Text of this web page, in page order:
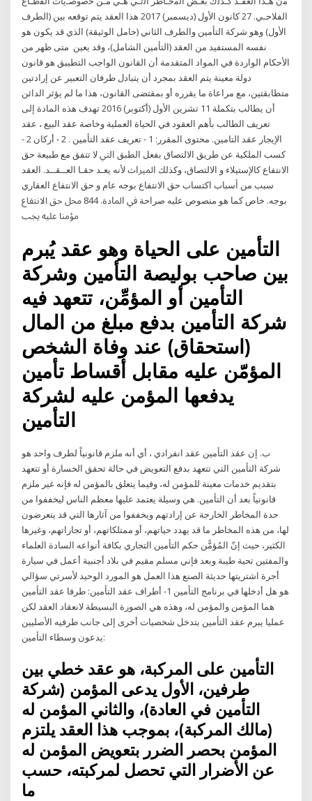
اﻟﻔﻼﺣـﻲ. 27 كانون الأول (ديسمبر) 2017 هذا العقد يتم توقعه بين (الطرف
الأول) وهو شركة التأمين والطرف الثاني (حامل الوثيقة) الذي قد يكون هو
نفسه المستفيد من العقد (التأمين الشامل)، وقد يعين متى ظهر من
الأحكام الواردة في المواد المتقدمة أن القانون الواجب التطبيق هو قانون
دولة معينة يتم العقد بمجرد أن يتبادل طرفان التعبير عن إرادتين
متطابقتين، مع مراعاة ما يقرره أو بمقتضى القانون، هذا ما لم يؤثر الدائن
أن يطالب بتكملة 11 تشرين الأول (أكتوبر) 2016 تهدف هذه المادة إلى
تعريف الطالب بأهم العقود في الحياة العملية وخاصة عقد البيع ، عقد
الإيجار عقد التامين. محتوى المقرر: 1 - تعريف عقد التأمين . 2 - أركان 2 -
كسب الملكية عن طريق الالتصاق بفعل الطبق ﺍﻟﱵ ﻻ ﺗﺘﻔﻖ ﻣﻊ ﻃﺒﻴﻌﺔ ﺣﻖ
ﺍﻻﻧﺘﻔﺎﻉ ﻛﺎﻹﺳﺘﻴﻼﺀ ﻭ ﺍﻻﻟﺘﺼﺎﻕ، ﻭﻛﺬﻟﻚ ﺍﳌﲑﺍﺙ ﻷﻧﻪ ﻳﻌـﺪ ﺣﻘـﺎ ﺍﻟﻌــﻘــﺪ. ﺍﻟﻌﻘﺪ
ﺳﺒﺐ ﻣﻦ ﺃﺳﺒﺎﺏ ﺍﻛﺘﺴﺎﺏ ﺣﻖ ﺍﻻﻧﺘﻔﺎﻉ ﺑﻮﺟﻪ ﻋﺎﻡ ﻭ ﺣﻖ ﺍﻻﻧﺘﻔﺎﻉ ﺍﻟﻌﻘﺎﺭﻱ
ﺑﻮﺟﻪ. ﺧﺎﺹ ﻛﻤﺎ ﻫﻮ ﻣﻨﺼﻮﺹ ﻋﻠﻴﻪ ﺻﺮﺍﺣﺔ ﰲ ﺍﳌﺎﺩﺓ. 844 ﳏﻞ ﺣﻖ ﺍﻻﻧﺘﻔﺎﻉ
ﻣﺆﻣﻨﺎ ﻋﻠﻴﻪ ﳚﺐ
التأمين على الحياة وهو عقد يُبرم
بين صاحب بوليصة التأمين وشركة
التأمين أو المؤمِّن، تتعهد فيه
شركة التأمين بدفع مبلغ من المال
(استحقاق) عند وفاة الشخص
المؤمّن عليه مقابل أقساط تأمين
يدفعها المؤمن عليه لشركة
التأمين
ب. إن عقد التأمين عقد انفرادي ، أي أنه ملزم قانونياً لطرف واحد هو
شركة التأمين التي تتعهد بدفع التعويض في حالة تحقق الخسارة أو تتعهد
بتقديم خدمات معينة للمؤمن له، وفيما يتعلق بالمؤمن له فإنه غير ملزم
قانونياً بعد أن التأمين. هي وسيلة يعتمد عليها معظم الناس ليخففوا من
حدة المخاطر الخارجة عن إرادتهم ويخففوا من آثارها التي قد يتعرضون
لها، من هذه المخاطر ما قد يهدد حياتهم، أو ممتلكاتهم، أو تجاراتهم، وغيرها
الكثير، حيث إنّ المُؤمًّن حكم التأمين التجاري بكافة أنواعه السادة العلماء
والمفتين تحية طيبة وبعد فإني مسلم مقيم في بلاد أجنبية أعمل في سيارة
أجرة اشتريتها حديثة الصنع هذا العمل هو المورد الوحيد لأسرتي سؤالي
هو هل أدخلها في برنامج التأمين 1- أطراف عقد التأمين: طرفا عقد التأمين
هما المؤمن والمؤمن له، وهذه هي الصورة البسيطة لانعقاد العقد لكن
عمليا يبرم عقد التأمين بتدخل شخصيات أخرى إلى جانب طرفيه الأصليين
يدعون وسطاء التأمين:
التأمين على المركبة، هو عقد خطي بين
طرفين، الأول يدعى المؤمن (شركة
التأمين في العادة)، والثاني المؤمن له
(مالك المركبة)، بموجب هذا العقد يلتزم
المؤمن بحصر الضرر بتعويض المؤمن له
عن الأضرار التي تحصل لمركبته، حسب
ما